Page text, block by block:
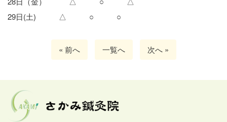
29日(土) △ ○ ○
« 前へ 一覧へ 次へ »